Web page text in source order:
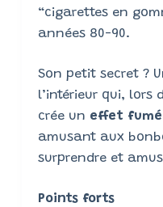
“cigarettes en
années 80-90.
Son petit secret ?
l’intérieur qui, lors
crée un effet
amusant aux
surprendre et
Points forts